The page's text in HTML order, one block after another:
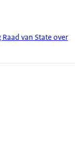
van State over